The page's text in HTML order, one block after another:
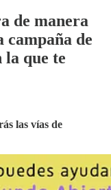
de manera
campaña de
que te
las vías de